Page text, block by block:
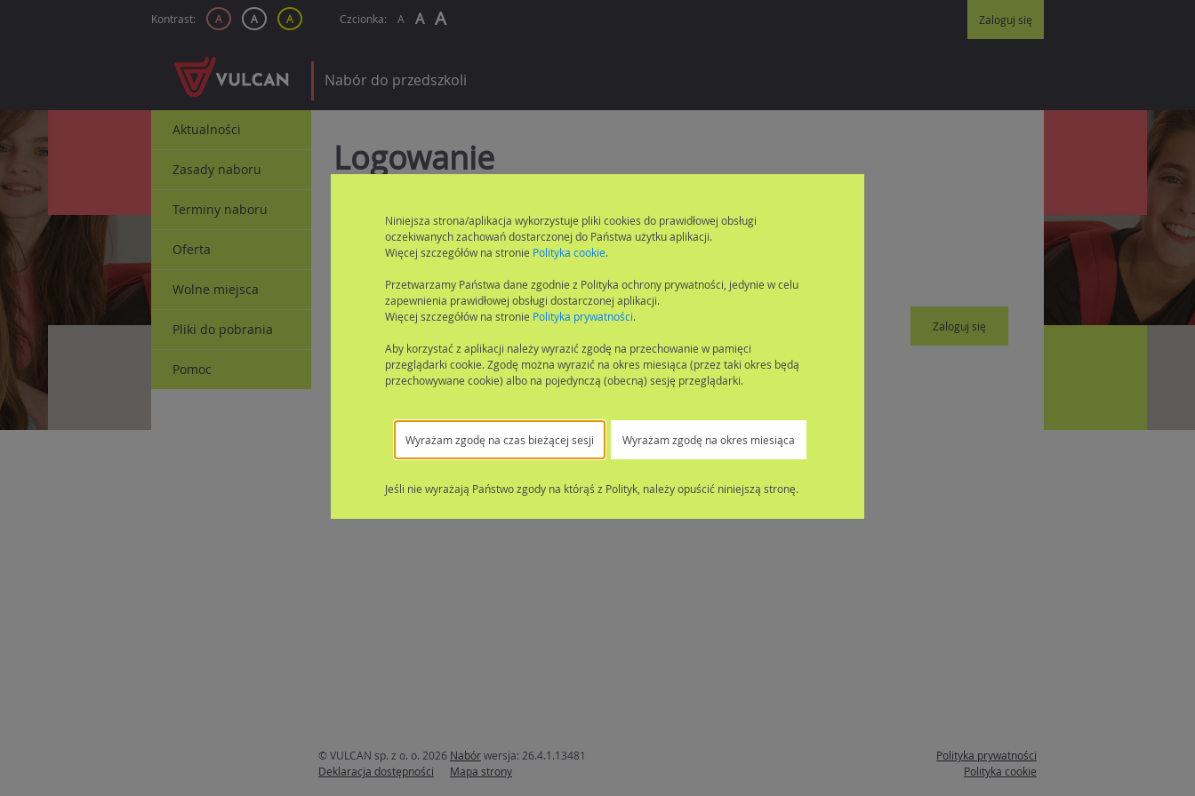
Kontrast: A A A Czcionka: A A A Zaloguj się
Nabór do przedszkoli
Aktualności
Zasady naboru
Terminy naboru
Oferta
Wolne miejsca
Pliki do pobrania
Pomoc
Logowanie
Login:
Zaloguj się
Nie pamiętam hasła
Niniejsza strona/aplikacja wykorzystuje pliki cookies do prawidłowej obsługi
oczekiwanych zachowań dostarczonej do Państwa użytku aplikacji.
Więcej szczegółów na stronie Polityka cookie.
Przetwarzamy Państwa dane zgodnie z Polityka ochrony prywatności, jedynie w celu
zapewnienia prawidłowej obsługi dostarczonej aplikacji.
Więcej szczegółów na stronie Polityka prywatności.
Aby korzystać z aplikacji należy wyrazić zgodę na przechowanie w pamięci
przeglądarki cookie. Zgodę można wyrazić na okres miesiąca (przez taki okres będą
przechowywane cookie) albo na pojedynczą (obecną) sesję przeglądarki.
Wyrażam zgodę na czas bieżącej sesji Wyrażam zgodę na okres miesiąca
Jeśli nie wyrażają Państwo zgody na którąś z Polityk, należy opuścić niniejszą stronę.
© VULCAN sp. z o. o. 2026 Nabórwersja: 26.4.1.13481
Polityka prywatności
Deklaracja dostępności
Mapa strony Polityka cookie